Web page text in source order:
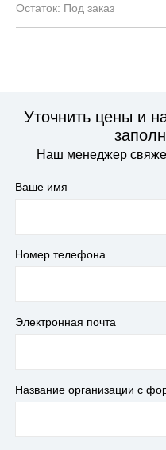
Под заказ
Уточнить цены и
Наш менеджер
Ваше имя
Номер телефона
Электронная почта
Название организации с